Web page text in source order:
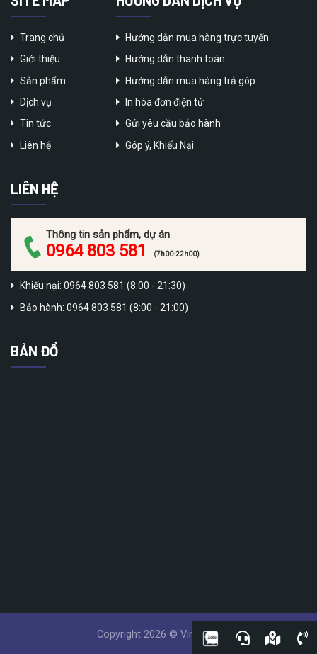
Trang chủ
Giới thiệu
Sản phẩm
Dịch vụ
Tin tức
Liên hệ
Hướng dẫn mua hàng trực tuyến
Hướng dẫn thanh toán
Hướng dẫn mua hàng trả góp
In hóa đơn điện tử
Gửi yêu cầu bảo hành
Góp ý, Khiếu Nại
LIÊN HỆ
Thông tin sản phẩm, dự án
0964 803 581 (7h00-22h00)
Khiếu nại: 0964 803 581 (8:00 - 21:30)
Bảo hành: 0964 803 581 (8:00 - 21:00)
BẢN ĐỒ
Copyright 2026 © Vinatech